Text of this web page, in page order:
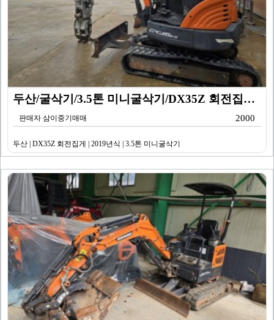
두산/굴삭기/3.5톤 미니굴삭기/DX35Z 회전집게/2…
판매자 삼이중기매매 2000
두산 | DX35Z 회전집게 | 2019년식 | 3.5톤 미니굴삭기